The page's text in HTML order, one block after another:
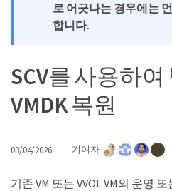
로 어긋나는 경우에는
합니다.
SCV를 사용하
VMDK 복원
03/04/2026 기여자
기존 VM 또는 VVOL VM의 운영